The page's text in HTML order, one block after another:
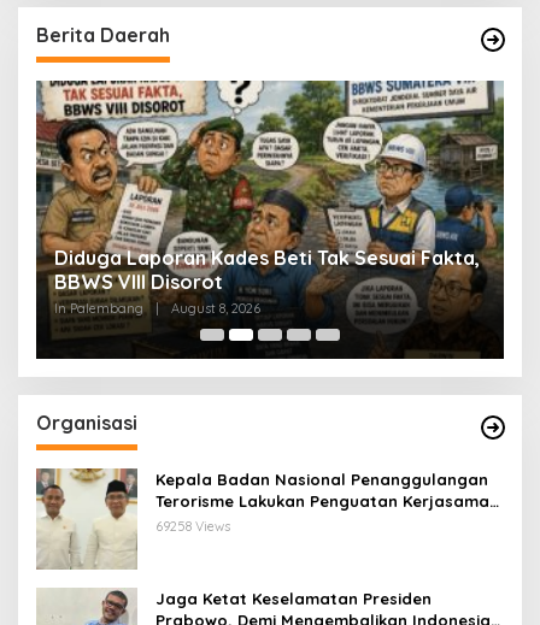
Berita Daerah
Diduga Laporan Kades Beti Tak Sesuai Fakta,
BBWS VIII Disorot
In Palembang | August 8, 2026
Organisasi
Kepala Badan Nasional Penanggulangan
Terorisme Lakukan Penguatan Kerjasama
Ketua Pengurus Besar Nahdlatul Ulama
69258 Views
Jaga Ketat Keselamatan Presiden
Prabowo, Demi Mengembalikan Indonesia